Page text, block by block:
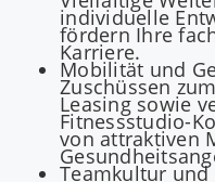
individuelle
fördern Ihre
Karriere.
Mobilität und
Zuschüssen
Leasing sowie
Fitnessstudio-
von attraktiven
Teamkultur und